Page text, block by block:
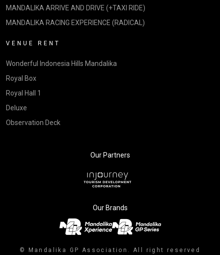
MANDALIKA ARRIVE AND DRIVE (+TAXI RIDE)
MANDALIKA RACING EXPERIENCE (RADICAL)
VENUE RENT
Wonderful Indonesia Hills Mandalika
Royal Box
Royal Hall 1
Deluxe
Observation Deck
Our Partners
Our Brands
© Mandalika GP Association. All right reserved